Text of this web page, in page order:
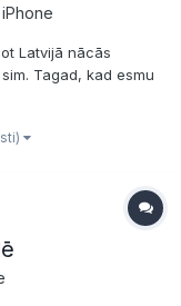
Latvijā nācās
Tagad, kad esmu
pašas kartiņas.